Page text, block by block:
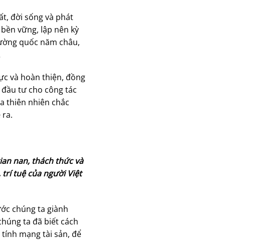
đời sống và phát
vững, lập nên kỳ
quốc năm châu,
và hoàn thiện, đồng
tư cho công tác
thiên nhiên chắc
ra.
nan, thách thức và
tuệ của người Việt
chúng ta giành
ta đã biết cách
mạng tài sản, để